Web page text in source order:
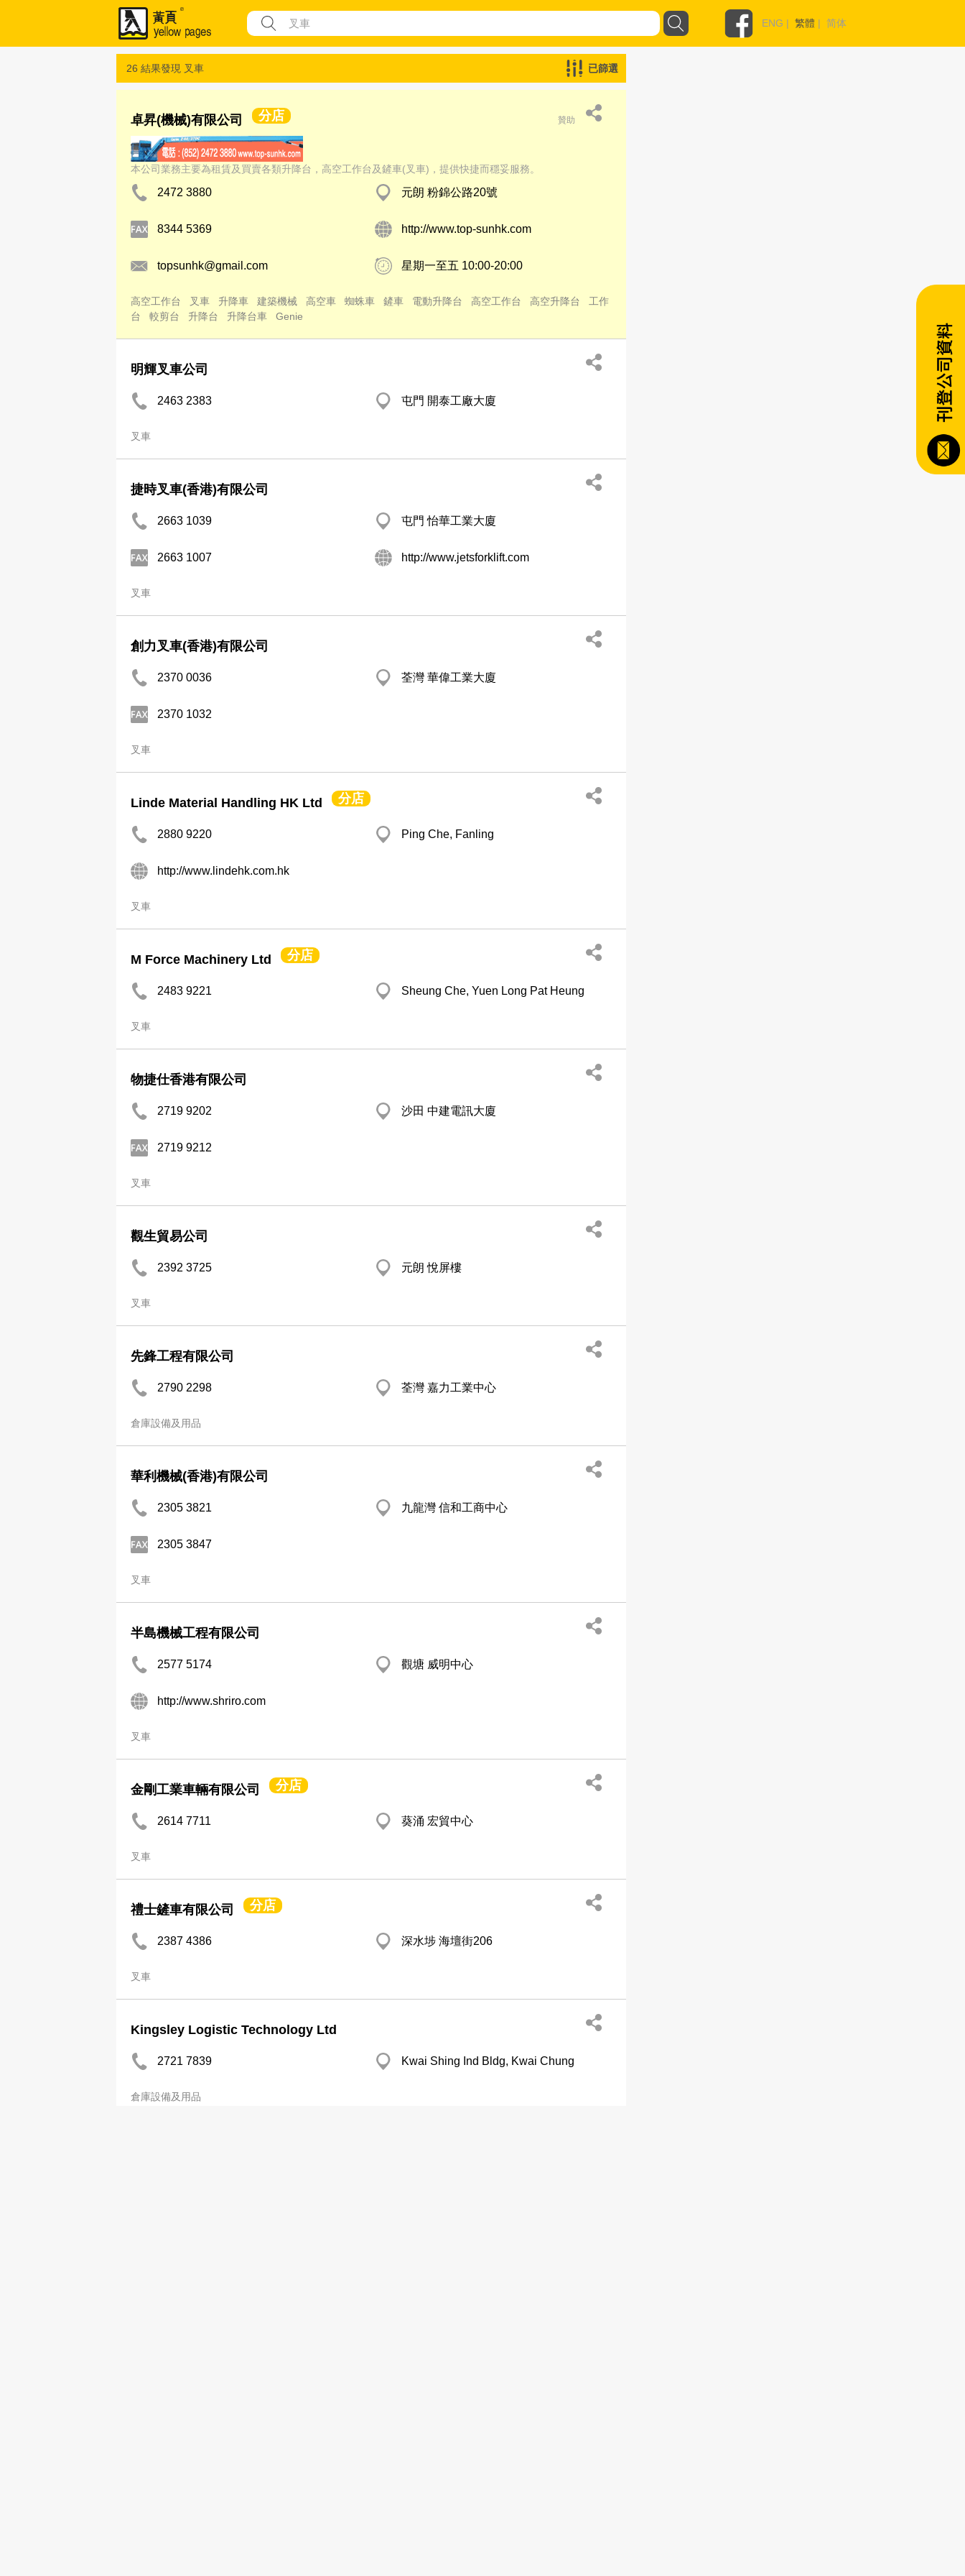
ENG | 繁體 | 简体
26 結果發現 叉車 已篩選
卓昇(機械)有限公司 分店 贊助
本公司業務主要為租賃及買賣各類升降台，高空工作台及鏟車(叉車)，提供快捷而穩妥服務。
2472 3880 元朗 粉錦公路20號
8344 5369 http://www.top-sunhk.com
topsunhk@gmail.com 星期一至五 10:00-20:00
高空工作台 叉車 升降車 建築機械 高空車 蜘蛛車 鏟車 電動升降台 高空工作台 高空升降台
工作
台
較剪台 升降台 升降台車 Genie
明輝叉車公司
2463 2383 屯門 開泰工廠大廈
叉車
捷時叉車(香港)有限公司
2663 1039 屯門 怡華工業大廈
2663 1007 http://www.jetsforklift.com
叉車
創力叉車(香港)有限公司
2370 0036 荃灣 華偉工業大廈
2370 1032
叉車
Linde Material Handling HK Ltd 分店
2880 9220 Ping Che, Fanling
http://www.lindehk.com.hk
叉車
M Force Machinery Ltd 分店
2483 9221 Sheung Che, Yuen Long Pat Heung
叉車
物捷仕香港有限公司
2719 9202 沙田 中建電訊大廈
2719 9212
叉車
觀生貿易公司
2392 3725 元朗 悅屏樓
叉車
先鋒工程有限公司
2790 2298 荃灣 嘉力工業中心
倉庫設備及用品
華利機械(香港)有限公司
2305 3821 九龍灣 信和工商中心
2305 3847
叉車
半島機械工程有限公司
2577 5174 觀塘 威明中心
http://www.shriro.com
叉車
金剛工業車輛有限公司 分店
2614 7711 葵涌 宏貿中心
叉車
禮士鏟車有限公司 分店
2387 4386 深水埗 海壇街206
叉車
Kingsley Logistic Technology Ltd
2721 7839 Kwai Shing Ind Bldg, Kwai Chung
倉庫設備及用品